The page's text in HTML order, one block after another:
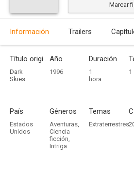
Marcar
Información Trailers
Título original
Dark
Skies
Año
1996
Duración
1
hora
1
País
Estados
Unidos
Géneros
Aventuras,
Ciencia
ficción,
Intriga
Temas
Extraterrestres